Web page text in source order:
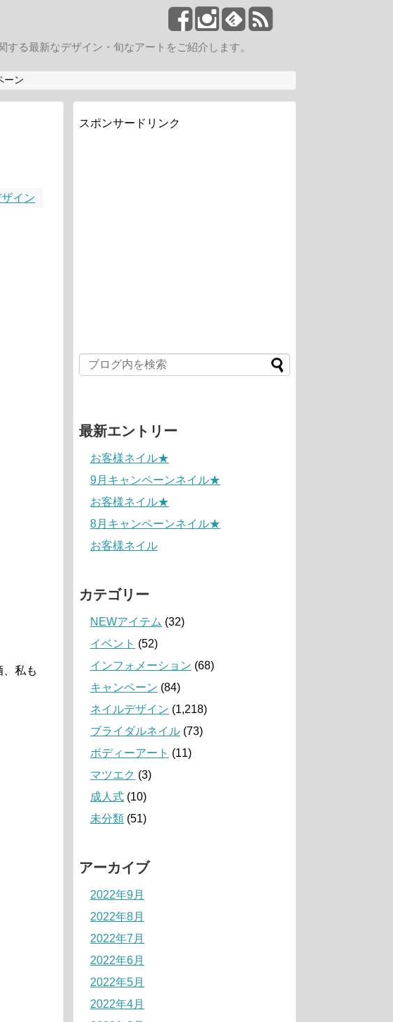
る最新なデザイン・旬なアートをご紹介します。
ーン
イン
私も
スポンサードリンク
最新エントリー
お客様ネイル★
9月キャンペーンネイル★
お客様ネイル★
8月キャンペーンネイル★
お客様ネイル
カテゴリー
NEWアイテム (32)
イベント (52)
インフォメーション (68)
キャンペーン (84)
ネイルデザイン (1,218)
ブライダルネイル (73)
ボディーアート (11)
マツエク (3)
成人式 (10)
未分類 (51)
アーカイブ
2022年9月
2022年8月
2022年7月
2022年6月
2022年5月
2022年4月